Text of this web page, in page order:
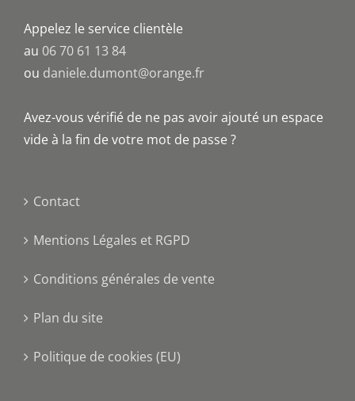
Appelez le service clientèle
au 06 70 61 13 84
ou daniele.dumont@orange.fr
Avez-vous vérifié de ne pas avoir ajouté un espace
vide à la fin de votre mot de passe ?
Contact
Mentions Légales et RGPD
Conditions générales de vente
Plan du site
Politique de cookies (EU)